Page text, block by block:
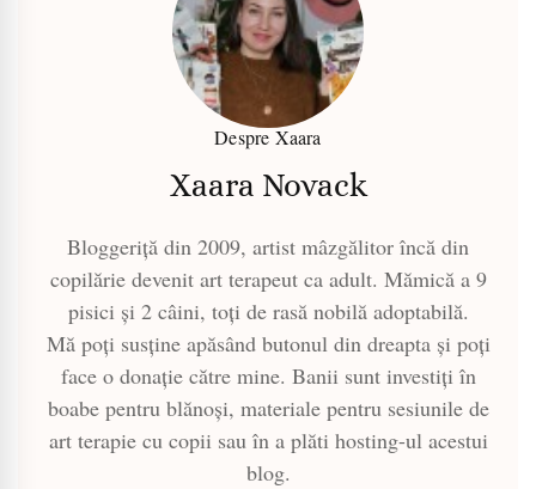
Despre Xaara
Xaara Novack
Bloggeriță din 2009, artist mâzgălitor încă din
copilărie devenit art terapeut ca adult. Mămică a 9
pisici și 2 câini, toți de rasă nobilă adoptabilă.
Mă poți susține apăsând butonul din dreapta și poți
face o donație către mine. Banii sunt investiți în
boabe pentru blănoși, materiale pentru sesiunile de
art terapie cu copii sau în a plăti hosting-ul acestui
blog.